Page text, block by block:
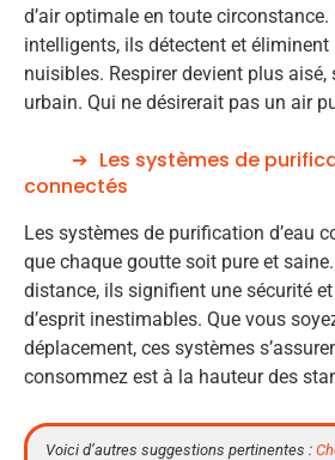
d’air optimale en toute
intelligents, ils détectent et
nuisibles. Respirer devient plus
urbain. Qui ne désirerait pas un air
Les systèmes de
connectés
Les systèmes de purification d’eau
que chaque goutte soit pure et
distance, ils signifient une sécurité
d’esprit inestimables. Que vous
déplacement, ces systèmes
consommez est à la hauteur des
Voici d’autres suggestions pertinentes :